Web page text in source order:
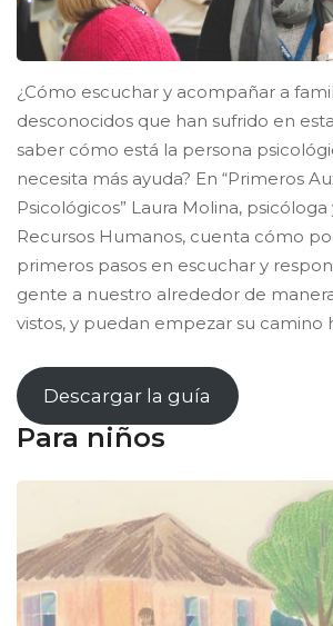
¿Cómo escuchar y acompañar a
desconocidos que han sufrido en
saber cómo está la persona
necesita más ayuda? En “Primeros
Psicológicos” Laura Molina,
Recursos Humanos, cuenta cómo
primeros pasos en escuchar y
gente a nuestro alrededor de
vistos, y puedan empezar su camino
Descargar la guía
Para niños